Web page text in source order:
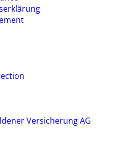
Versicherung AG